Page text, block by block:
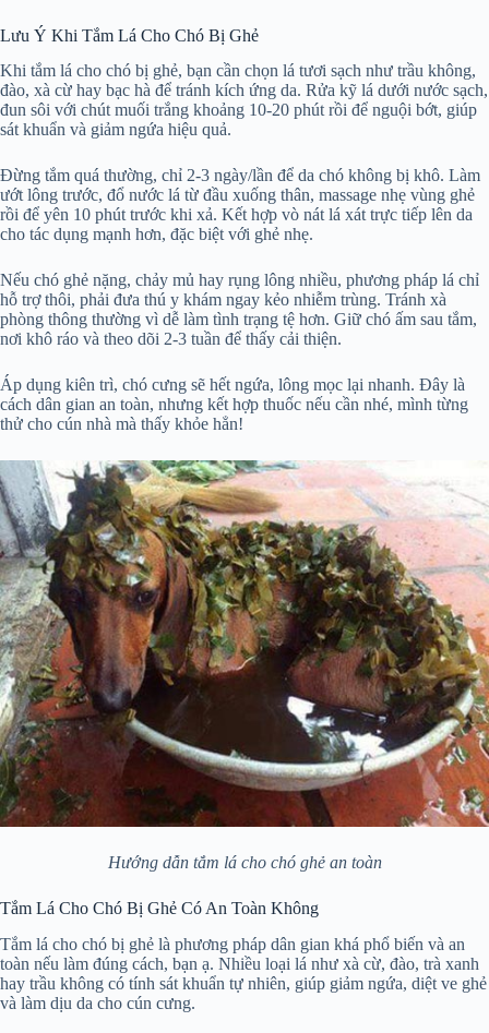
Lưu Ý Khi Tắm Lá Cho Chó Bị Ghẻ
Khi tắm lá cho chó bị ghẻ, bạn cần chọn lá tươi sạch như trầu không,
đào, xà cừ hay bạc hà để tránh kích ứng da. Rửa kỹ lá dưới nước sạch,
đun sôi với chút muối trắng khoảng 10-20 phút rồi để nguội bớt, giúp
sát khuẩn và giảm ngứa hiệu quả.
Đừng tắm quá thường, chỉ 2-3 ngày/lần để da chó không bị khô. Làm
ướt lông trước, đổ nước lá từ đầu xuống thân, massage nhẹ vùng ghẻ
rồi để yên 10 phút trước khi xả. Kết hợp vò nát lá xát trực tiếp lên da
cho tác dụng mạnh hơn, đặc biệt với ghẻ nhẹ.
Nếu chó ghẻ nặng, chảy mủ hay rụng lông nhiều, phương pháp lá chỉ
hỗ trợ thôi, phải đưa thú y khám ngay kẻo nhiễm trùng. Tránh xà
phòng thông thường vì dễ làm tình trạng tệ hơn. Giữ chó ấm sau tắm,
nơi khô ráo và theo dõi 2-3 tuần để thấy cải thiện.
Áp dụng kiên trì, chó cưng sẽ hết ngứa, lông mọc lại nhanh. Đây là
cách dân gian an toàn, nhưng kết hợp thuốc nếu cần nhé, mình từng
thử cho cún nhà mà thấy khỏe hẳn!
Hướng dẫn tắm lá cho chó ghẻ an toàn
Tắm Lá Cho Chó Bị Ghẻ Có An Toàn Không
Tắm lá cho chó bị ghẻ là phương pháp dân gian khá phổ biến và an
toàn nếu làm đúng cách, bạn ạ. Nhiều loại lá như xà cừ, đào, trà xanh
hay trầu không có tính sát khuẩn tự nhiên, giúp giảm ngứa, diệt ve ghẻ
và làm dịu da cho cún cưng.